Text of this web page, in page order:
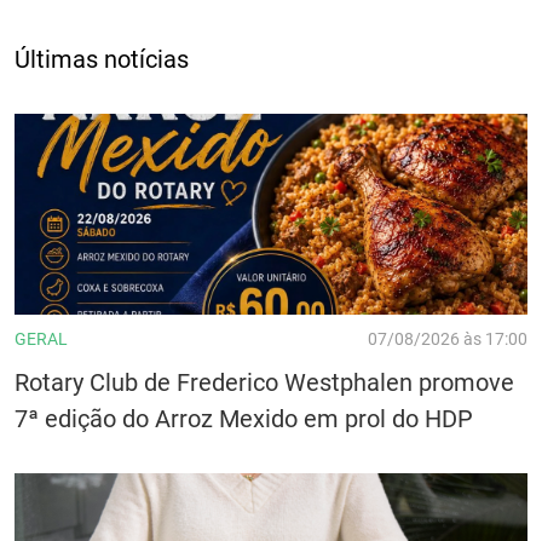
Últimas notícias
GERAL 07/08/2026 às 17:00
Rotary Club de Frederico Westphalen promove
7ª edição do Arroz Mexido em prol do HDP